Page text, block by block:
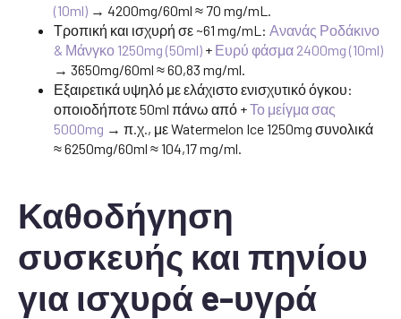
(10ml) → 4200mg/60ml ≈ 70 mg/mL.
Τροπική και ισχυρή σε ~61 mg/mL: Ανανάς Ροδάκινο
& Μάνγκο 1250mg (50ml) + Ευρύ φάσμα 2400mg (10ml)
→ 3650mg/60ml ≈ 60,83 mg/ml.
Εξαιρετικά υψηλό με ελάχιστο ενισχυτικό όγκου:
οποιοδήποτε 50ml πάνω από +Το μείγμα σας
5000mg → π.χ., με Watermelon Ice 1250mg συνολικά
≈ 6250mg/60ml ≈ 104,17 mg/ml.
Καθοδήγηση
συσκευής και πηνίου
για ισχυρά e-υγρά